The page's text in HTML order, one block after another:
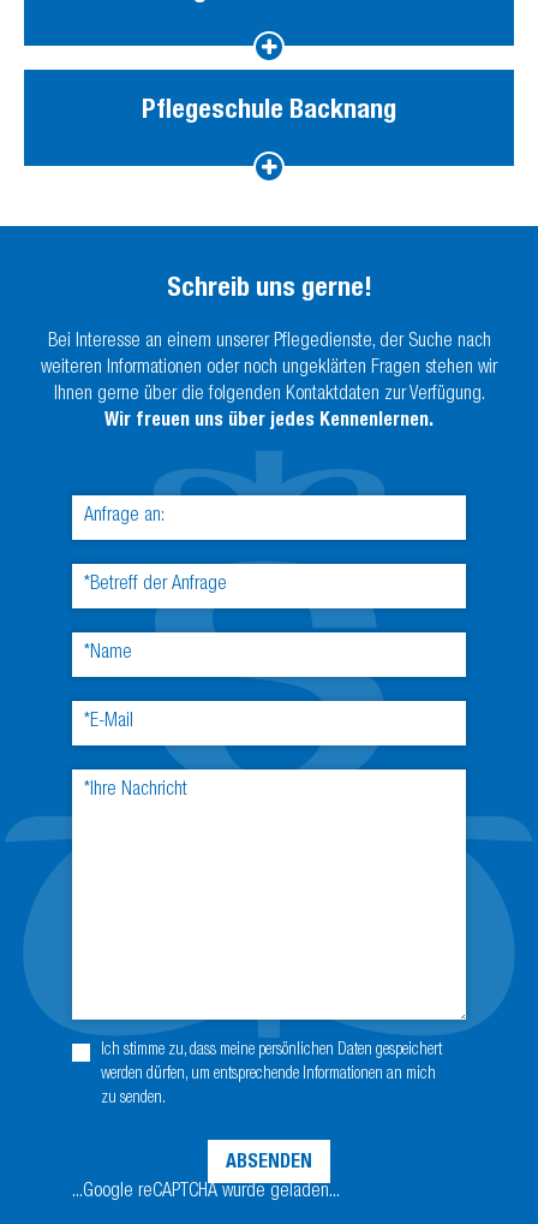
Pflegeschule Backnang
Schreib uns gerne!
Bei Interesse an einem unserer Pflegedienste, der Suche nach
weiteren Informationen oder noch ungeklärten Fragen stehen wir
Ihnen gerne über die folgenden Kontaktdaten zur Verfügung.
Wir freuen uns über jedes Kennenlernen.
Ich stimme zu, dass meine persönlichen Daten gespeichert
werden dürfen, um entsprechende Informationen an mich
zu senden.
...Google reCAPTCHA wurde geladen...